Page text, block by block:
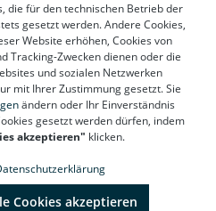
die für den technischen Betrieb der
gesetzt werden. Andere Cookies,
Website erhöhen, Cookies von
Tracking-Zwecken dienen oder die
und sozialen Netzwerken
mit Ihrer Zustimmung gesetzt. Sie
ändern oder Ihr Einverständnis
gesetzt werden dürfen, indem
akzeptieren" klicken.
Cookies akzeptieren
google.de, shopvote.de ⓘ
Bewertungen